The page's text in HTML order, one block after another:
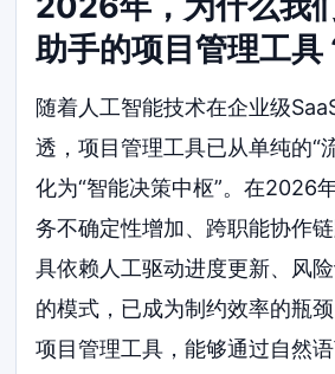
助手的项目管理工具
随着人工智能技术在企业级
透，项目管理工具已从单纯的“
化为“智能决策中枢”。在2026
务不确定性增加、跨职能协作
具依赖人工驱动进度更新、风
的模式，已成为制约效率的瓶
项目管理工具，能够通过自然